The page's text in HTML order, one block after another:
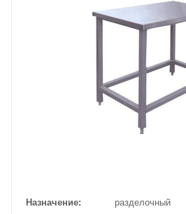
Назначение
разделочный